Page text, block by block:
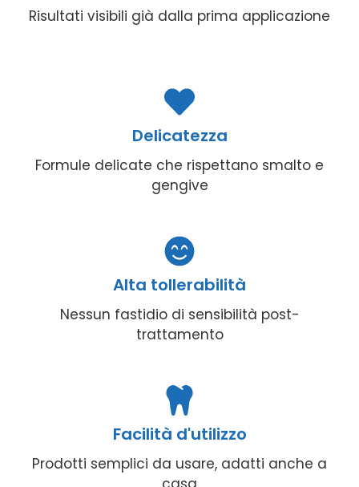
Risultati visibili già dalla prima applicazione
Delicatezza
Formule delicate che rispettano smalto e
gengive
Alta tollerabilità
Nessun fastidio di sensibilità post-
trattamento
Facilità d'utilizzo
Prodotti semplici da usare, adatti anche a